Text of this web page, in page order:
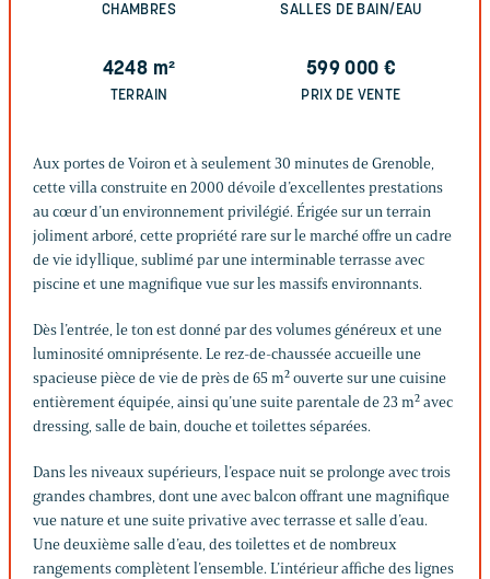
CHAMBRES SALLES DE BAIN/EAU
4248 m²
TERRAIN
599 000 €
PRIX DE VENTE
Aux portes de Voiron et à seulement 30 minutes de Grenoble,
cette villa construite en 2000 dévoile d’excellentes prestations
au cœur d’un environnement privilégié. Érigée sur un terrain
joliment arboré, cette propriété rare sur le marché offre un cadre
de vie idyllique, sublimé par une interminable terrasse avec
piscine et une magnifique vue sur les massifs environnants.
Dès l’entrée, le ton est donné par des volumes généreux et une
luminosité omniprésente. Le rez-de-chaussée accueille une
spacieuse pièce de vie de près de 65 m² ouverte sur une cuisine
entièrement équipée, ainsi qu’une suite parentale de 23 m² avec
dressing, salle de bain, douche et toilettes séparées.
Dans les niveaux supérieurs, l’espace nuit se prolonge avec trois
grandes chambres, dont une avec balcon offrant une magnifique
vue nature et une suite privative avec terrasse et salle d’eau.
Une deuxième salle d’eau, des toilettes et de nombreux
rangements complètent l’ensemble. L’intérieur affiche des lignes